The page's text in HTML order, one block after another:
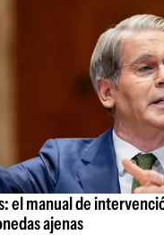
el manual de
ajenas